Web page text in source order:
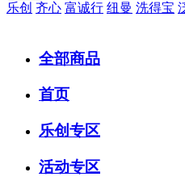
乐创 齐心 富诚行 纽曼 洗得宝
全部商品
首页
乐创专区
活动专区